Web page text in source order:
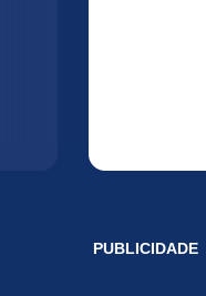
PUBLICIDADE